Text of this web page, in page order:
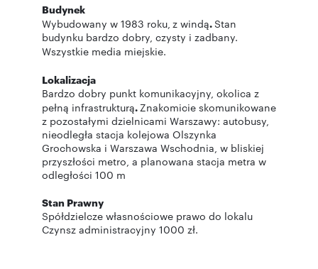
Budynek
Wybudowany w 1983 roku, z windą.Stan
budynku bardzo dobry, czysty i zadbany.
Wszystkie media miejskie.
Lokalizacja
Bardzo dobry punkt komunikacyjny, okolica z
pełną infrastrukturą.Znakomicie skomunikowane
z pozostałymi dzielnicami Warszawy: autobusy,
nieodległa stacja kolejowa Olszynka
Grochowska i Warszawa Wschodnia, w bliskiej
przyszłości metro, a planowana stacja metra w
odległości 100 m
Stan Prawny
Spółdzielcze własnościowe prawo do lokalu
Czynsz administracyjny 1000 zł.